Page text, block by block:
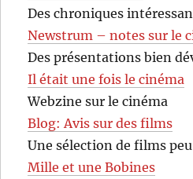
Des chroniques
Newstrum – notes sur le
Des présentations bien
Il était une fois le cinéma
Webzine sur le cinéma
Blog: Avis sur des films
Une sélection de films
Mille et une Bobines